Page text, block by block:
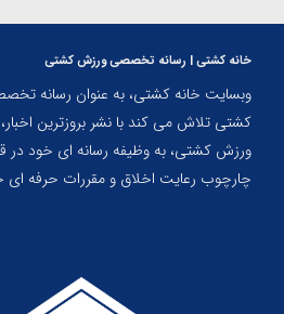
خانه کشتی | رسانه تخصصی ورزش کشتی
وبسایت خانه کشتی، به عنوان رسانه
کشتی تلاش می کند با نشر بروزترین
ورزش کشتی، به وظیفه رسانه ای خود در
چارچوب رعایت اخلاق و مقررات حرفه ای